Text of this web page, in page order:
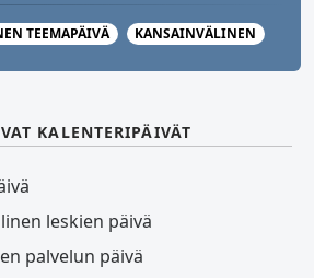
TEEMAPÄIVÄ KANSAINVÄLINEN
KALENTERIPÄIVÄT
leskien päivä
palvelun päivä